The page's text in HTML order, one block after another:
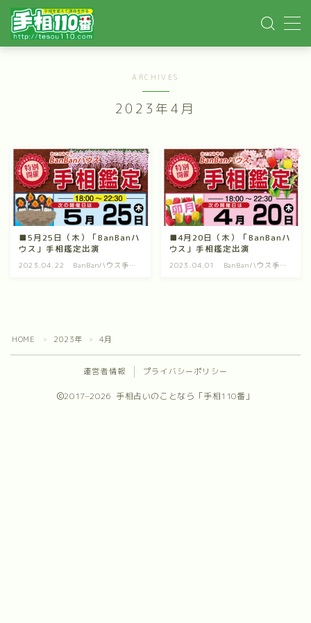
MENU
手相鑑定
手相講座
イベント依頼
ARCHIVES
2023年4月
■5月25日（木）「BanBanハ
ウス」手相鑑定出演
2023.04.22
BanBanハウス手相
■4月20日（木）「BanBanハ
ウス」手相鑑定出演
2023.04.01
BanBanハウス手相
HOME ＞ 2023年 ＞ 4月
運営者情報 プライバシーポリシー
2017–2026 手相占いのことなら「手相110番」